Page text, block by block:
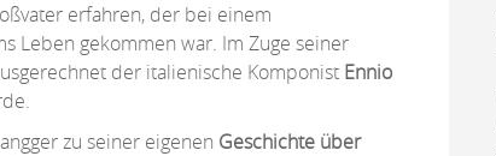
erfahren, der bei einem
Leben gekommen war. Im Zuge seiner
der italienische Komponist Ennio
zu seiner eigenen Geschichte über